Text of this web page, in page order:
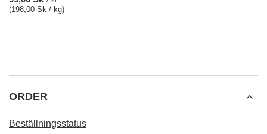
Verde Mate Green Energia Guarana 0,5 kg
99,00 Sk
(198,00 Sk / kg)